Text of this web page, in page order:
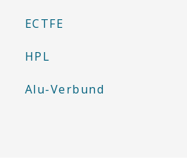
ECTFE
HPL
Alu-Verbund